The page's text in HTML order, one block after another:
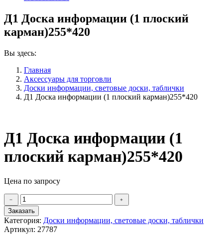
Д1 Доска информации (1 плоский
карман)255*420
Вы здесь:
Главная
Аксессуары для торговли
Доски информации, световые доски, таблички
Д1 Доска информации (1 плоский карман)255*420
Д1 Доска информации (1
плоский карман)255*420
Цена по запросу
Количество
товара
Д1
Доска
информации
﹣
﹢
Заказать
Категория: Доски информации, световые доски, таблички
Артикул: 27787